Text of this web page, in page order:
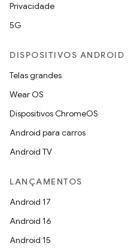
Privacidade
5G
DISPOSITIVOS ANDROID
Telas grandes
Wear OS
Dispositivos ChromeOS
Android para carros
Android TV
LANÇAMENTOS
Android 17
Android 16
Android 15